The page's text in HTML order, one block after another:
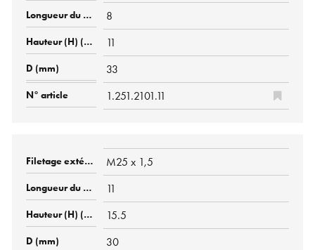
8
11
33
1.251.2101.11
M25 x 1,5
11
15.5
30